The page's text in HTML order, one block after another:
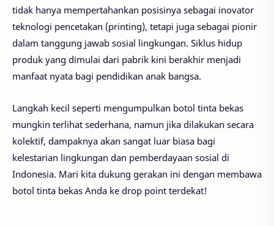
tidak hanya mempertahankan posisinya sebagai inovator
teknologi pencetakan (printing), tetapi juga sebagai pionir
dalam tanggung jawab sosial lingkungan. Siklus hidup
produk yang dimulai dari pabrik kini berakhir menjadi
manfaat nyata bagi pendidikan anak bangsa.
Langkah kecil seperti mengumpulkan botol tinta bekas
mungkin terlihat sederhana, namun jika dilakukan secara
kolektif, dampaknya akan sangat luar biasa bagi
kelestarian lingkungan dan pemberdayaan sosial di
Indonesia. Mari kita dukung gerakan ini dengan membawa
botol tinta bekas Anda ke drop point terdekat!